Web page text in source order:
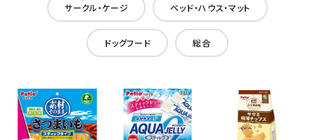
サークル・ケージ ベッド・ハウス・マット
ドッグフード 総合